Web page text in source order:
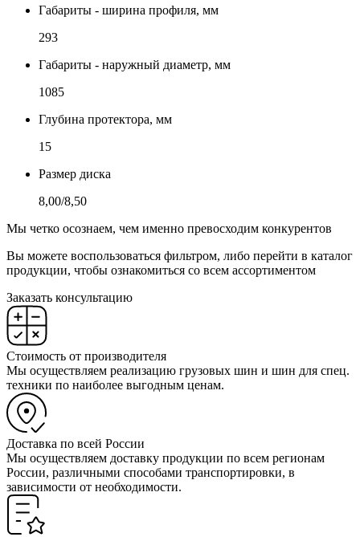
Габариты - ширина профиля, мм
293
Габариты - наружный диаметр, мм
1085
Глубина протектора, мм
15
Размер диска
8,00/8,50
Мы четко осознаем, чем именно превосходим конкурентов
Вы можете воспользоваться фильтром, либо перейти в каталог
продукции, чтобы ознакомиться со всем ассортиментом
Заказать консультацию
Стоимость от производителя
Мы осуществляем реализацию грузовых шин и шин для спец.
техники по наиболее выгодным ценам.
Доставка по всей России
Мы осуществляем доставку продукции по всем регионам
России, различными способами транспортировки, в
зависимости от необходимости.